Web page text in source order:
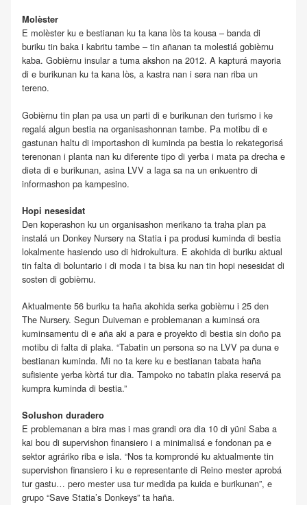
Molèster
E molèster ku e bestianan ku ta kana lòs ta kousa – banda di
buriku tin baka i kabritu tambe – tin añanan ta molestiá gobièrnu
kaba. Gobièrnu insular a tuma akshon na 2012. A kapturá mayoria
di e burikunan ku ta kana lòs, a kastra nan i sera nan riba un
tereno.
Gobièrnu tin plan pa usa un parti di e burikunan den turismo i ke
regalá algun bestia na organisashonnan tambe. Pa motibu di e
gastunan haltu di importashon di kuminda pa bestia lo rekategorisá
terenonan i planta nan ku diferente tipo di yerba i mata pa drecha e
dieta di e burikunan, asina LVV a laga sa na un enkuentro di
informashon pa kampesino.
Hopi nesesidat
Den koperashon ku un organisashon merikano ta traha plan pa
instalá un Donkey Nursery na Statia i pa produsi kuminda di bestia
lokalmente hasiendo uso di hidrokultura. E akohida di buriku aktual
tin falta di boluntario i di moda i ta bisa ku nan tin hopi nesesidat di
sosten di gobièrnu.
Aktualmente 56 buriku ta haña akohida serka gobièrnu i 25 den
The Nursery. Segun Duiveman e problemanan a kuminsá ora
kuminsamentu di e aña aki a para e proyekto di bestia sin doño pa
motibu di falta di plaka. “Tabatin un persona so na LVV pa duna e
bestianan kuminda. Mi no ta kere ku e bestianan tabata haña
sufisiente yerba kòrtá tur dia. Tampoko no tabatin plaka reservá pa
kumpra kuminda di bestia.”
Solushon duradero
E problemanan a bira mas i mas grandi ora dia 10 di yüni Saba a
kai bou di supervishon finansiero i a minimalisá e fondonan pa e
sektor agráriko riba e isla. “Nos ta komprondé ku aktualmente tin
supervishon finansiero i ku e representante di Reino mester aprobá
tur gastu… pero mester usa tur medida pa kuida e burikunan”, e
grupo “Save Statia’s Donkeys” ta haña.